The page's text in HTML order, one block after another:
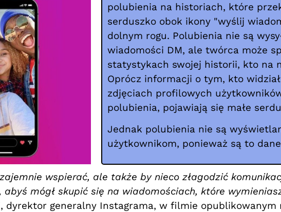
polubienia na historiach, które
serduszko obok ikony "wyślij
dolnym rogu. Polubienia nie są
wiadomości DM, ale twórca może
statystykach swojej historii, kto na
Oprócz informacji o tym, kto
zdjęciach profilowych
polubienia, pojawiają się małe
Jednak polubienia nie są
użytkownikom, ponieważ są to
wspierać, ale także by nieco złagodzić
mógł skupić się na wiadomościach, które
dyrektor generalny Instagrama, w filmie opublikowanym